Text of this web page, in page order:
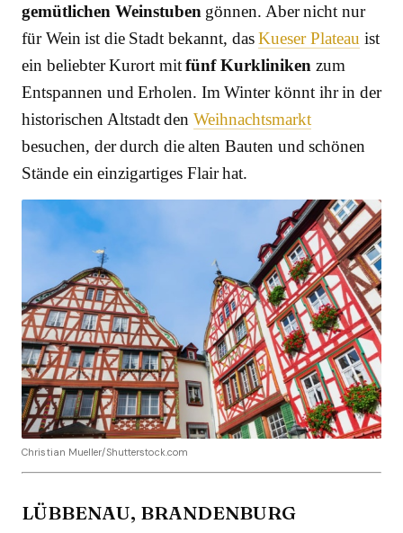
gemütlichen Weinstuben gönnen. Aber nicht nur
für Wein ist die Stadt bekannt, dasKueser Plateau ist
ein beliebter Kurort mitfünf Kurkliniken zum
Entspannen und Erholen. Im Winter könnt ihr in der
historischen Altstadt den Weihnachtsmarkt
besuchen, der durch die alten Bauten und schönen
Stände ein einzigartiges Flair hat.
Christian Mueller/Shutterstock.com
LÜBBENAU, BRANDENBURG